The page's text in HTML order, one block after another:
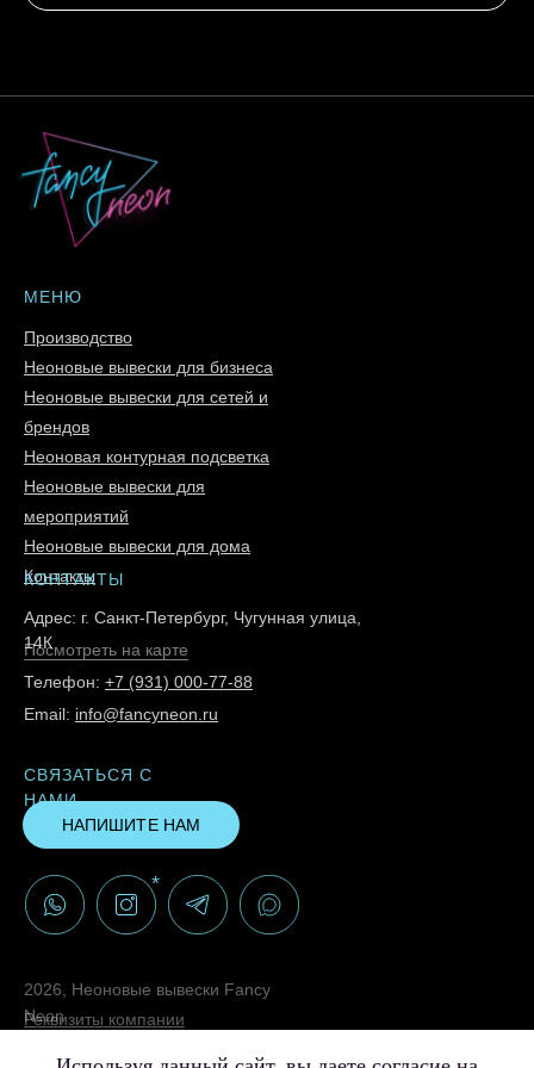
МЕНЮ
Производство
Неоновые вывески для бизнеса
Неоновые вывески для сетей и
брендов
Неоновая контурная подсветка
Неоновые вывески для
мероприятий
Неоновые вывески для дома
Контакты
КОНТАКТЫ
Посмотреть на карте
Адрес: г. Санкт-Петербург, Чугунная улица,
14К
Телефон: +7 (931) 000-77-88
Email: info@fancyneon.ru
Реквизиты компании
2026, Неоновые вывески Fancy
Neon
СВЯЗАТЬСЯ С
НАМИ
НАПИШИТЕ НАМ
*